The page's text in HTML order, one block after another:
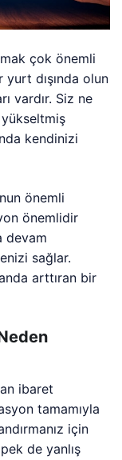
çok önemli
dışında olun
vardır. Siz ne
kendinizi
önemli
önemlidir
devam
sağlar.
arttıran bir
ibaret
tamamıyla
için
de yanlış